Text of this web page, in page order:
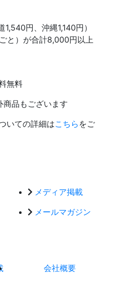
円、沖縄1,140円）
と）が合計8,000円以上
無料
商品もございます
いての詳細はこちら をご
メディア掲載
メールマガジン
会社概要